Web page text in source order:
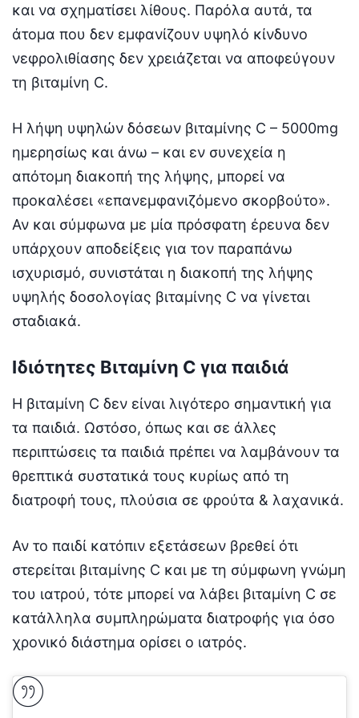
και να σχηματίσει λίθους. Παρόλα αυτά, τα
άτομα που δεν εμφανίζουν υψηλό κίνδυνο
νεφρολιθίασης δεν χρειάζεται να αποφεύγουν
τη βιταμίνη C.
Η λήψη υψηλών δόσεων βιταμίνης C – 5000mg
ημερησίως και άνω – και εν συνεχεία η
απότομη διακοπή της λήψης, μπορεί να
προκαλέσει «επανεμφανιζόμενο σκορβούτο».
Αν και σύμφωνα με μία πρόσφατη έρευνα δεν
υπάρχουν αποδείξεις για τον παραπάνω
ισχυρισμό, συνιστάται η διακοπή της λήψης
υψηλής δοσολογίας βιταμίνης C να γίνεται
σταδιακά.
Ιδιότητες Βιταμίνη C για παιδιά
H βιταμίνη C δεν είναι λιγότερο σημαντική για
τα παιδιά. Ωστόσο, όπως και σε άλλες
περιπτώσεις τα παιδιά πρέπει να λαμβάνουν τα
θρεπτικά συστατικά τους κυρίως από τη
διατροφή τους, πλούσια σε φρούτα & λαχανικά.
Αν το παιδί κατόπιν εξετάσεων βρεθεί ότι
στερείται βιταμίνης C και με τη σύμφωνη γνώμη
του ιατρού, τότε μπορεί να λάβει βιταμίνη C σε
κατάλληλα συμπληρώματα διατροφής για όσο
χρονικό διάστημα ορίσει ο ιατρός.